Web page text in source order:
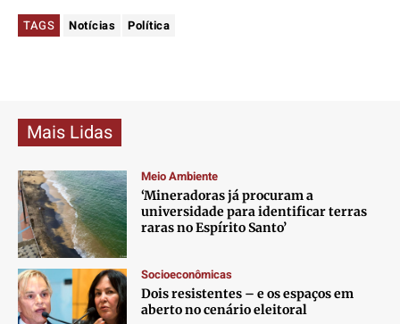
TAGS Notícias Política
Mais Lidas
Meio Ambiente
‘Mineradoras já procuram a
universidade para identificar terras
raras no Espírito Santo’
Socioeconômicas
Dois resistentes – e os espaços em
aberto no cenário eleitoral